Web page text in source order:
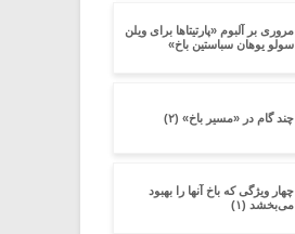
مروری بر آلبوم «پارتیتاها برای ویلن
سولو یوهان سباستین باخ»
چند گام در «مسیر باخ» (۲)
چهار ویژگی که باخ آنها را بهبود
می‌بخشد (۱)